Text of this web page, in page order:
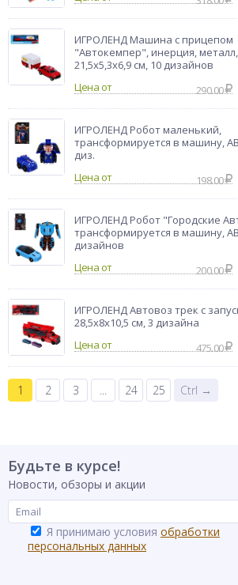
ИГРОЛЕНД Машина с прицепом
"Автокемпер", инерция, металл,
21,5х5,3х6,9 см, 10 дизайнов
Цена от
290.00
ИГРОЛЕНД Робот маленький,
трансформируется в машину,
диз.
Цена от
198.00
ИГРОЛЕНД Робот "Городские
трансформируется в машину,
дизайнов
Цена от
200.00
ИГРОЛЕНД Автовоз трек с
28,5х8х10,5 см, 3 дизайна
Цена от
475.00
1 2 3 ... 24 25 Ctrl →
Будьте в курсе!
Новости, обзоры и акции
Я принимаю условия обработки
персональных данных